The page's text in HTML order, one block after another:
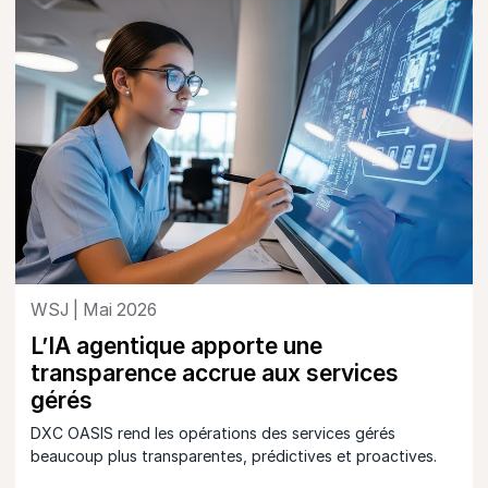
WSJ | Mai 2026
L’IA agentique apporte une
transparence accrue aux services
gérés
DXC OASIS rend les opérations des services gérés
beaucoup plus transparentes, prédictives et proactives.